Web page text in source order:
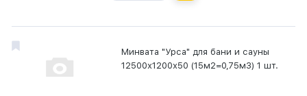
Минвата "Урса" для бани и сауны
12500х1200х50 (15м2=0,75м3) 1 шт.